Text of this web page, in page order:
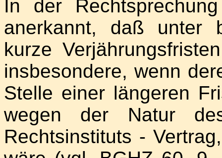
In der
anerkannt, daß unter
kurze
insbesondere, wenn
Stelle einer längeren
wegen der Natur
Rechtsinstituts -